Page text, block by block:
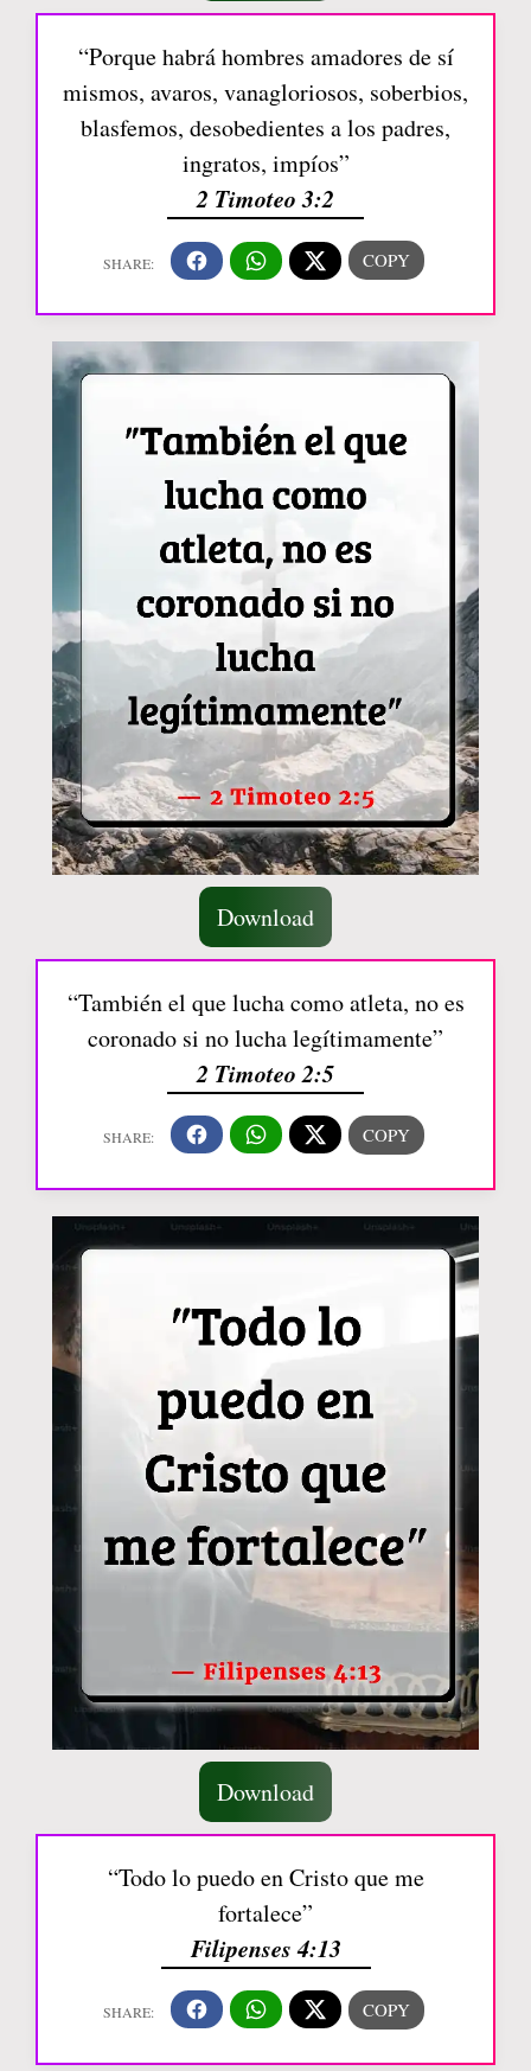
“Porque habrá hombres amadores de sí
mismos, avaros, vanagloriosos, soberbios,
blasfemos, desobedientes a los padres,
ingratos, impíos”
2 Timoteo 3:2
Download
“También el que lucha como atleta, no es
coronado si no lucha legítimamente”
2 Timoteo 2:5
Download
“Todo lo puedo en Cristo que me
fortalece”
Filipenses 4:13